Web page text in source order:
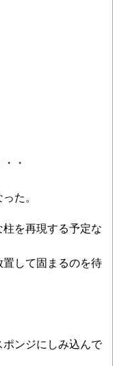
・
た。
を再現する予定な
置して固まるのを待
ンジにしみ込んで